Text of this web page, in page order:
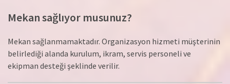
Mekan sağlıyor musunuz?
Mekan sağlanmamaktadır. Organizasyon hizmeti müşterinin
belirlediği alanda kurulum, ikram, servis personeli ve
ekipman desteği şeklinde verilir.